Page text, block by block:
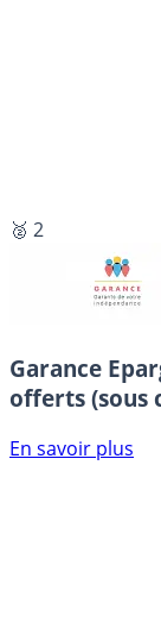
🥈 2
Garance
offerts (sous
En savoir plus